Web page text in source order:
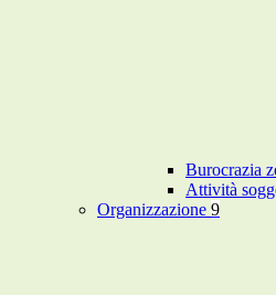
Burocrazia
Attività
Organizzazione 9